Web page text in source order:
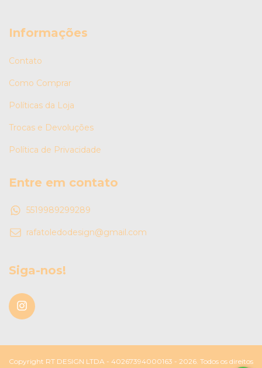
Informações
Contato
Como Comprar
Políticas da Loja
Trocas e Devoluções
Política de Privacidade
Entre em contato
5519989299289
rafatoledodesign@gmail.com
Siga-nos!
Copyright RT DESIGN LTDA - 40267394000163 - 2026. Todos os direitos